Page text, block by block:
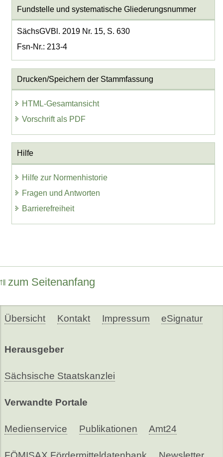
Fundstelle und systematische Gliederungsnummer
SächsGVBl. 2019 Nr. 15, S. 630
Fsn-Nr.: 213-4
Drucken/Speichern der Stammfassung
HTML-Gesamtansicht
Vorschrift als PDF
Hilfe
Hilfe zur Normenhistorie
Fragen und Antworten
Barrierefreiheit
zum Seitenanfang
Übersicht Kontakt Impressum eSignatur
Herausgeber
Sächsische Staatskanzlei
Verwandte Portale
Medienservice Publikationen Amt24